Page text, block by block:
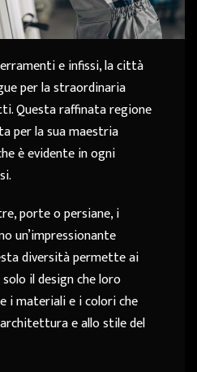
e infissi, la città
per la straordinaria
Questa raffinata regione
per la sua maestria
è evidente in ogni
porte o persiane, i
un’impressionante
diversità permette ai
il design che loro
i materiali e i colori che
e allo stile del